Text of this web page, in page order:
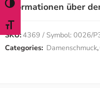
TOGGLE HIGH
TOGGLE FONT SIZE
Informationen über
SKU:4369 / Symbol: 0026/
Categories: Damenschmuck,